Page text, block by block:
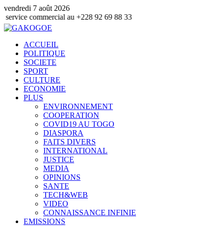
vendredi 7 août 2026
au +228 92 69 88 33
ACCUEIL
POLITIQUE
SOCIETE
SPORT
CULTURE
ECONOMIE
PLUS
ENVIRONNEMENT
COOPERATION
COVID19 AU TOGO
DIASPORA
FAITS DIVERS
INTERNATIONAL
JUSTICE
MEDIA
OPINIONS
SANTE
TECH&WEB
VIDEO
CONNAISSANCE INFINIE
EMISSIONS